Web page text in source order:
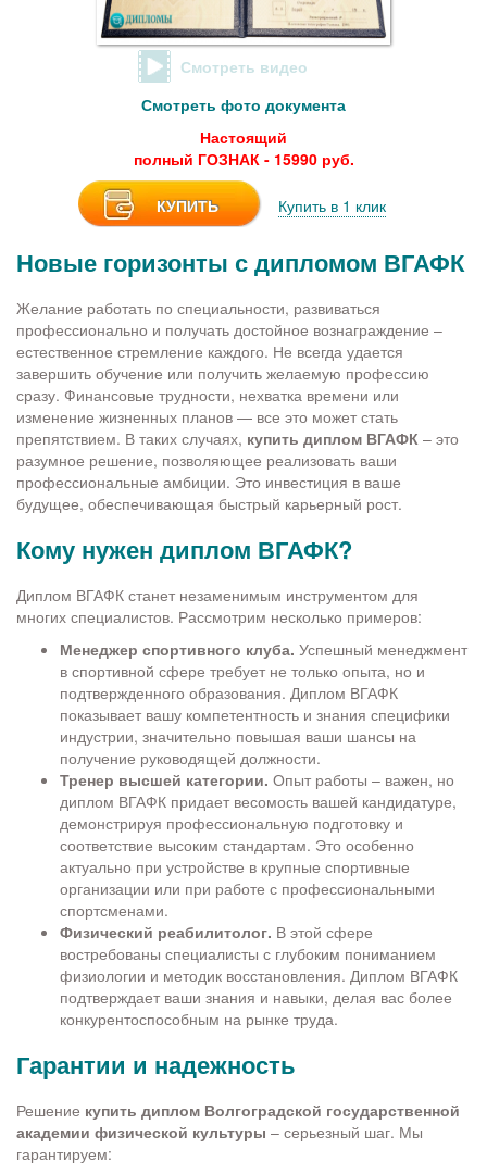
Смотреть видео
Смотреть фото документа
Настоящий
полный ГОЗНАК - 15990 руб.
КУПИТЬ Купить в 1 клик
Новые горизонты с дипломом ВГАФК
Желание работать по специальности, развиваться
профессионально и получать достойное вознаграждение –
естественное стремление каждого. Не всегда удается
завершить обучение или получить желаемую профессию
сразу. Финансовые трудности, нехватка времени или
изменение жизненных планов — все это может стать
препятствием. В таких случаях, купить диплом ВГАФК – это
разумное решение, позволяющее реализовать ваши
профессиональные амбиции. Это инвестиция в ваше
будущее, обеспечивающая быстрый карьерный рост.
Кому нужен диплом ВГАФК?
Диплом ВГАФК станет незаменимым инструментом для
многих специалистов. Рассмотрим несколько примеров:
Менеджер спортивного клуба. Успешный менеджмент
в спортивной сфере требует не только опыта, но и
подтвержденного образования. Диплом ВГАФК
показывает вашу компетентность и знания специфики
индустрии, значительно повышая ваши шансы на
получение руководящей должности.
Тренер высшей категории. Опыт работы – важен, но
диплом ВГАФК придает весомость вашей кандидатуре,
демонстрируя профессиональную подготовку и
соответствие высоким стандартам. Это особенно
актуально при устройстве в крупные спортивные
организации или при работе с профессиональными
спортсменами.
Физический реабилитолог. В этой сфере
востребованы специалисты с глубоким пониманием
физиологии и методик восстановления. Диплом ВГАФК
подтверждает ваши знания и навыки, делая вас более
конкурентоспособным на рынке труда.
Гарантии и надежность
Решение купить диплом Волгоградской государственной
академии физической культуры – серьезный шаг. Мы
гарантируем: